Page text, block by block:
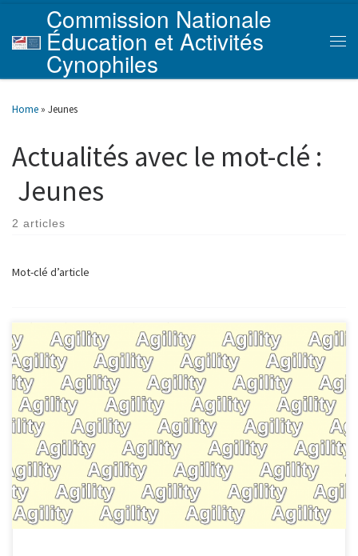
Skip to content
Commission Nationale
Éducation et Activités
Cynophiles
Home » Jeunes
Actualités avec le mot-clé :
Jeunes
2 articles
Mot-clé d’article